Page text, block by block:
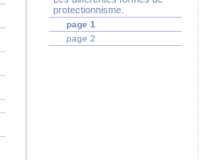
protectionnisme.
page 1
page 2